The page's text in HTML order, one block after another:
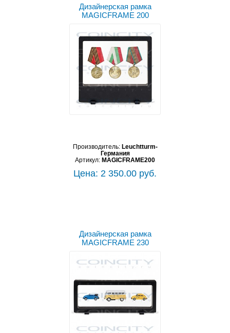
Дизайнерская рамка
MAGICFRAME 200
Производитель: Leuchtturm-
Германия
Артикул: MAGICFRAME200
Цена: 2 350.00 руб.
Дизайнерская рамка
MAGICFRAME 230